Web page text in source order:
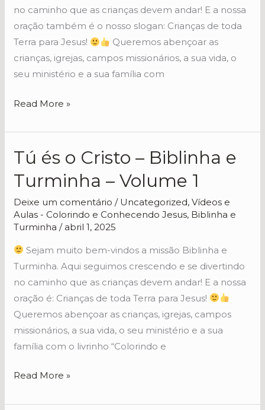
no caminho que as crianças devem andar! E a nossa
oração também é o nosso slogan: Crianças de toda
Terra para Jesus!
Queremos abençoar as
crianças, igrejas, campos missionários, a sua vida, o
seu ministério e a sua família com
Read More »
Tú és o Cristo – Biblinha e
Turminha – Volume 1
Deixe um comentário / Uncategorized,Vídeos e
Aulas - Colorindo e Conhecendo Jesus, Biblinha e
Turminha / abril 1, 2025
Sejam muito bem-vindos a missão Biblinha e
Turminha. Aqui seguimos crescendo e se divertindo
no caminho que as crianças devem andar! E a nossa
oração é: Crianças de toda Terra para Jesus!
Queremos abençoar as crianças, igrejas, campos
missionários, a sua vida, o seu ministério e a sua
família com o livrinho “Colorindo e
Tú
o
Cristo
–
Biblinha
e
Turminha
–
Volume
1
Read More »